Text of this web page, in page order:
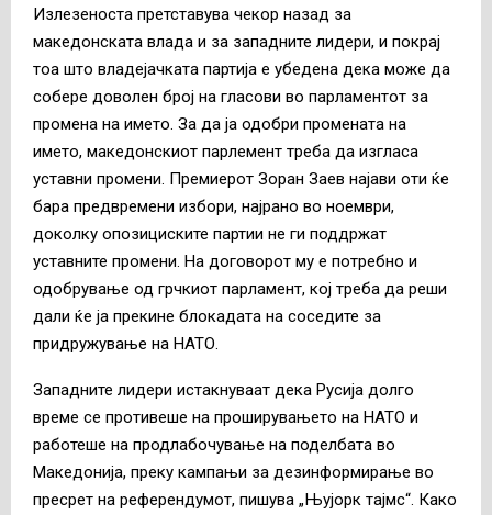
Излезеноста претставува чекор назад за
македонската влада и за западните лидери, и покрај
тоа што владејачката партија е убедена дека може да
собере доволен број на гласови во парламентот за
промена на името. За да ја одобри промената на
името, македонскиот парлемент треба да изгласа
уставни промени. Премиерот Зоран Заев најави оти ќе
бара предвремени избори, најрано во ноември,
доколку опозициските партии не ги поддржат
уставните промени. На договорот му е потребно и
одобрување од грчкиот парламент, кој треба да реши
дали ќе ја прекине блокадата на соседите за
придружување на НАТО.
Западните лидери истакнуваат дека Русија долго
време се противеше на проширувањето на НАТО и
работеше на продлабочување на поделбата во
Македонија, преку кампањи за дезинформирање во
пресрет на референдумот, пишува „Њујорк тајмс“. Како